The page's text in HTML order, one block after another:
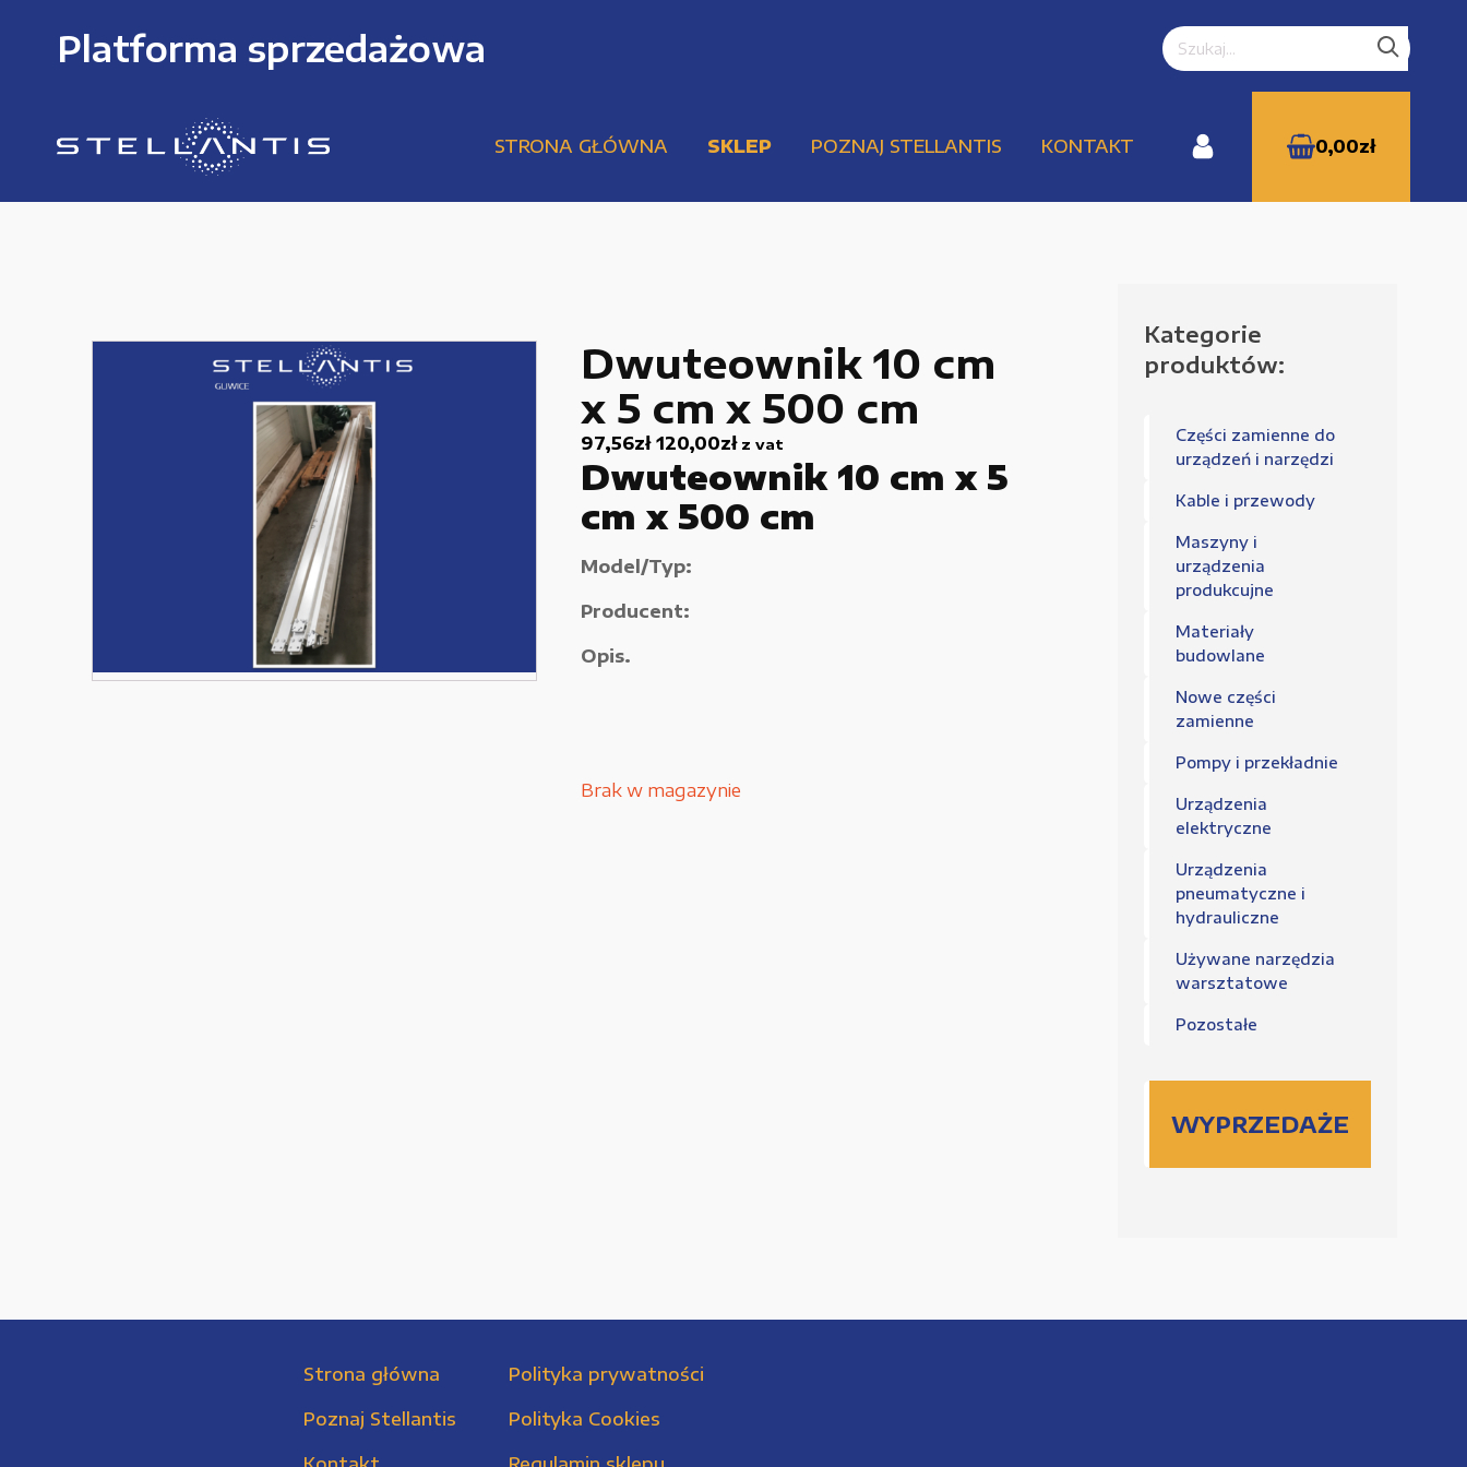
Platforma sprzedażowa
STRONA GŁÓWNA SKLEP POZNAJ STELLANTIS KONTAKT 0,00zł
Części zamienne do urządzeń i narzędzi
Maszyny i urządzenia produkcujne
Pompy i przekładnie
Urządzenia elektryczne
Urządzenia pneumatyczne i hydrauliczne
Używane narzędzia warsztatowe
Pozostałe
WYPRZEDAŻE
Zamówienie
Regulamin sklepu
Polityka Prywatności
Dwuteownik 10 cm
x 5 cm x 500 cm
97,56zł 120,00złz vat
Dwuteownik 10 cm x 5
cm x 500 cm
Model/Typ:
Producent:
Opis.
Brak w magazynie
Kategorie
produktów:
Części zamienne do
urządzeń i narzędzi
Kable i przewody
Maszyny i
urządzenia
produkcujne
Materiały
budowlane
Nowe części
zamienne
Pompy i przekładnie
Urządzenia
elektryczne
Urządzenia
pneumatyczne i
hydrauliczne
Używane narzędzia
warsztatowe
Pozostałe
WYPRZEDAŻE
Strona główna
Poznaj Stellantis
Polityka prywatności
Polityka Cookies